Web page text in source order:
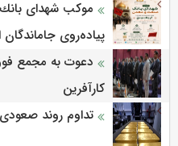
موكب شهدای
پیاده‌روی
دعوت به مجمع
کارآفرین
تداوم روند